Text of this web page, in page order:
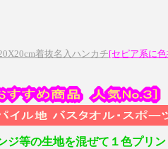
着抜名入ハンカチ[セピア系に
等の生地を混ぜて１色プリ